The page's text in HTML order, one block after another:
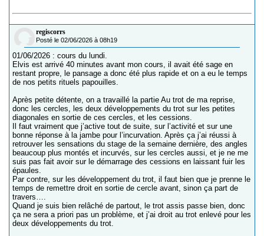
regiscorrs
Posté le 02/06/2026 à 08h19
01/06/2026 : cours du lundi.
Elvis est arrivé 40 minutes avant mon cours, il avait été sage en
restant propre, le pansage a donc été plus rapide et on a eu le temps
de nos petits rituels papouilles.
Après petite détente, on a travaillé la partie Au trot de ma reprise,
donc les cercles, les deux développements du trot sur les petites
diagonales en sortie de ces cercles, et les cessions.
Il faut vraiment que j’active tout de suite, sur l’activité et sur une
bonne réponse à la jambe pour l’incurvation. Après ça j’ai réussi à
retrouver les sensations du stage de la semaine dernière, des angles
beaucoup plus montés et incurvés, sur les cercles aussi, et je ne me
suis pas fait avoir sur le démarrage des cessions en laissant fuir les
épaules.
Par contre, sur les développement du trot, il faut bien que je prenne le
temps de remettre droit en sortie de cercle avant, sinon ça part de
travers….
Quand je suis bien relâché de partout, le trot assis passe bien, donc
ça ne sera a priori pas un problème, et j’ai droit au trot enlevé pour les
deux développements du trot.